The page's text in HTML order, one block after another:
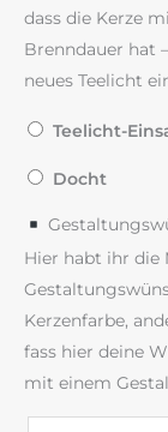
dass die Kerze
Brenndauer hat
neues Teelicht
Teelicht-
Docht
Hier habt ihr die
Kerzenfarbe,
fass hier deine
mit einem